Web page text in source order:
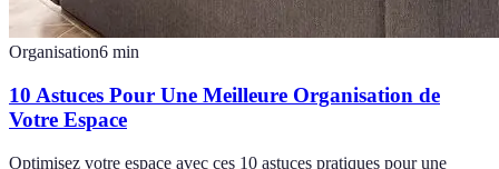
Organisation6 min
10 Astuces Pour Une Meilleure Organisation de
Votre Espace
Optimisez votre espace avec ces 10 astuces pratiques pour une